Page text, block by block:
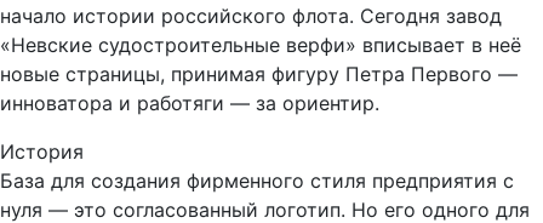
начало истории российского флота. Сегодня завод
«Невские судостроительные верфи» вписывает в неё
новые страницы, принимая фигуру Петра Первого —
инноватора и работяги — за ориентир.
История
База для создания фирменного стиля предприятия с
нуля — это согласованный логотип. Но его одного для